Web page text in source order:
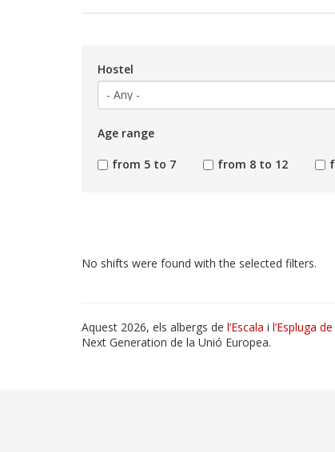
Hostel
Age range
from 5 to 7 from 8 to 12
No shifts were found with the selected filters.
Aquest 2026, els albergs de l’Escala i l’Espluga
Next Generation de la Unió Europea.